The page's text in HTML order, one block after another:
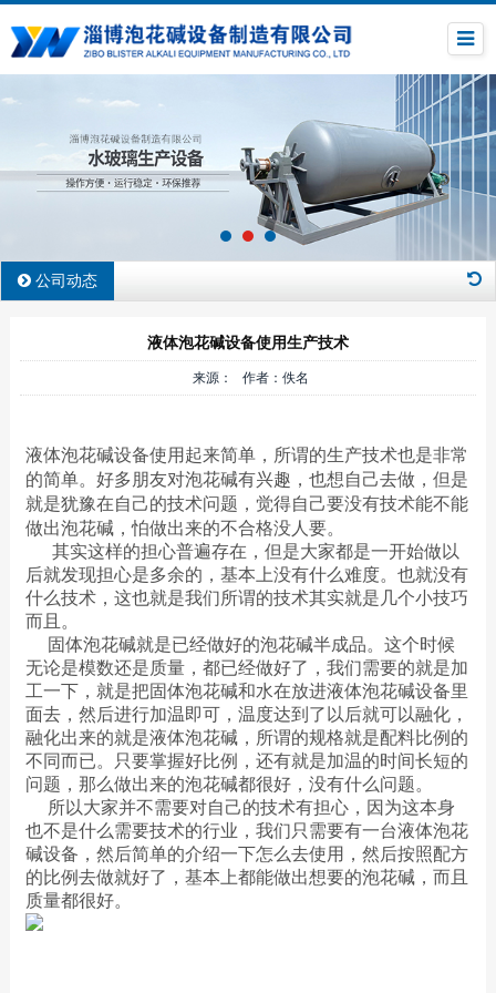
公司动态
液体泡花碱设备使用生产技术
来源： 作者：佚名
液体泡花碱设备使用起来简单，所谓的生产技术也是非常
的简单。好多朋友对泡花碱有兴趣，也想自己去做，但是
就是犹豫在自己的技术问题，觉得自己要没有技术能不能
做出泡花碱，怕做出来的不合格没人要。
其实这样的担心普遍存在，但是大家都是一开始做以
后就发现担心是多余的，基本上没有什么难度。也就没有
什么技术，这也就是我们所谓的技术其实就是几个小技巧
而且。
固体泡花碱就是已经做好的泡花碱半成品。这个时候
无论是模数还是质量，都已经做好了，我们需要的就是加
工一下，就是把固体泡花碱和水在放进液体泡花碱设备里
面去，然后进行加温即可，温度达到了以后就可以融化，
融化出来的就是液体泡花碱，所谓的规格就是配料比例的
不同而已。只要掌握好比例，还有就是加温的时间长短的
问题，那么做出来的泡花碱都很好，没有什么问题。
所以大家并不需要对自己的技术有担心，因为这本身
也不是什么需要技术的行业，我们只需要有一台液体泡花
碱设备，然后简单的介绍一下怎么去使用，然后按照配方
的比例去做就好了，基本上都能做出想要的泡花碱，而且
质量都很好。